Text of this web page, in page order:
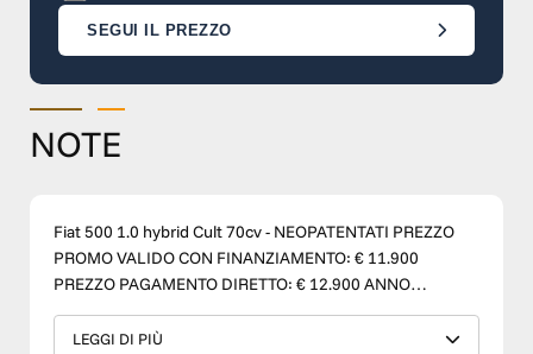
SEGUI IL PREZZO
NOTE
Fiat 500 1.0 hybrid Cult 70cv - NEOPATENTATI PREZZO
PROMO VALIDO CON FINANZIAMENTO: € 11.900
PREZZO PAGAMENTO DIRETTO: € 12.900 ANNO
IMMATRICOLAZIONE: 2023 CHILOMETRAGGIO: 10.000
km CATEGORIA: USATO CARBURANTE:LEGGI DI PIÙ